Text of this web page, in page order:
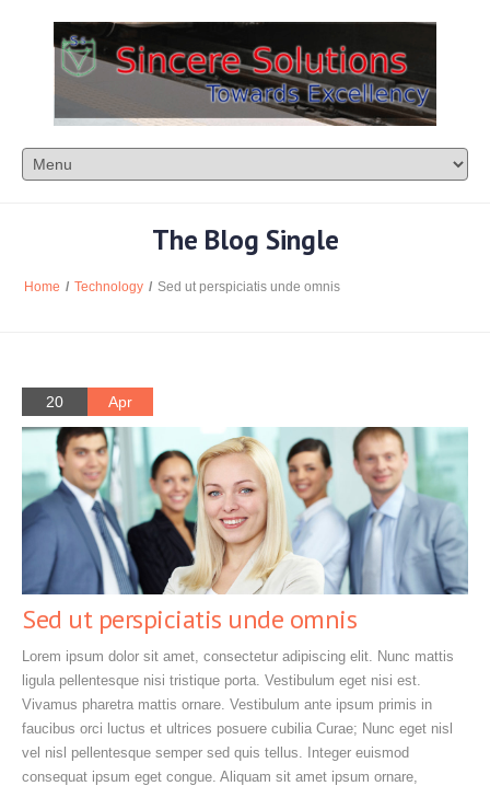
The Blog Single
Home / Technology / Sed ut perspiciatis unde omnis
20 Apr
Sed ut perspiciatis unde omnis
Lorem ipsum dolor sit amet, consectetur adipiscing elit. Nunc mattis
ligula pellentesque nisi tristique porta. Vestibulum eget nisi est.
Vivamus pharetra mattis ornare. Vestibulum ante ipsum primis in
faucibus orci luctus et ultrices posuere cubilia Curae; Nunc eget nisl
vel nisl pellentesque semper sed quis tellus. Integer euismod
consequat ipsum eget congue. Aliquam sit amet ipsum ornare,